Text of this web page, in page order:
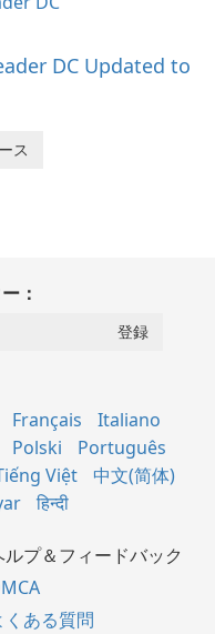
DC Updated to
ス
：
Français
Italiano
Polski
Português
Việt
中文(简体)
हिन्दी
ルプ＆フィードバック
くある質問